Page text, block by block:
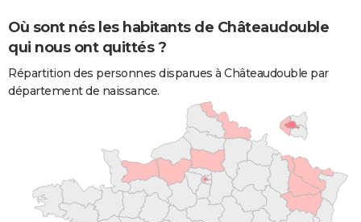
Où sont nés les habitants de Châteaudouble
qui nous ont quittés ?
Répartition des personnes disparues à Châteaudouble par
département de naissance.